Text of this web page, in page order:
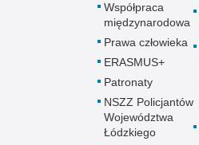
Współpraca
międzynarodowa
Prawa człowieka
ERASMUS+
Patronaty
NSZZ Policjantów
Województwa
Łódzkiego